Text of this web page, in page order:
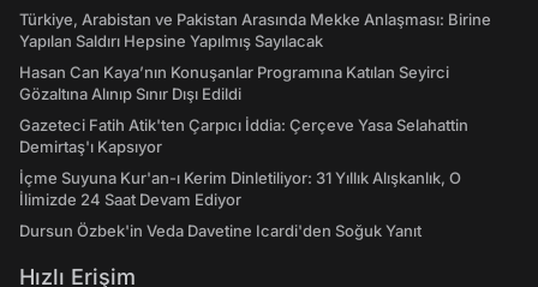
Türkiye, Arabistan ve Pakistan Arasında Mekke Anlaşması: Birine
Yapılan Saldırı Hepsine Yapılmış Sayılacak
Hasan Can Kaya’nın Konuşanlar Programına Katılan Seyirci
Gözaltına Alınıp Sınır Dışı Edildi
Gazeteci Fatih Atik'ten Çarpıcı İddia: Çerçeve Yasa Selahattin
Demirtaş'ı Kapsıyor
İçme Suyuna Kur'an-ı Kerim Dinletiliyor: 31 Yıllık Alışkanlık, O
İlimizde 24 Saat Devam Ediyor
Dursun Özbek'in Veda Davetine Icardi'den Soğuk Yanıt
Hızlı Erişim